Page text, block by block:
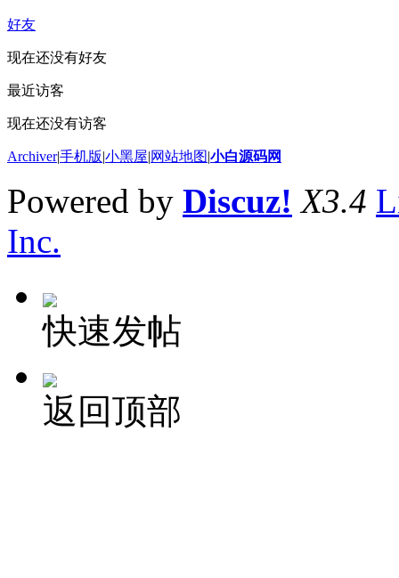
好友
现在还没有好友
最近访客
现在还没有访客
Archiver|手机版|小黑屋|网站地图|小白源码网
Powered by Discuz! X3.4
Inc.
快速发帖
返回顶部